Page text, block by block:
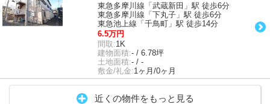
東急多摩川線「武蔵新田」駅 徒歩6分
東急多摩川線「下丸子」駅 徒歩6分
東急池上線「千鳥町」駅 徒歩14分
6.5万円
間取:1K
建物面積:- / 6.78坪
土地面積:- / -
敷金/礼金:1ヶ月/0ヶ月
近くの物件をもっと見る